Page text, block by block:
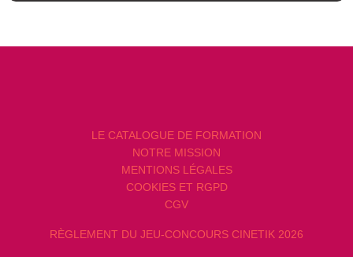
LE CATALOGUE DE FORMATION
NOTRE MISSION
MENTIONS LÉGALES
COOKIES ET RGPD
CGV
RÈGLEMENT DU JEU-CONCOURS CINETIK 2026